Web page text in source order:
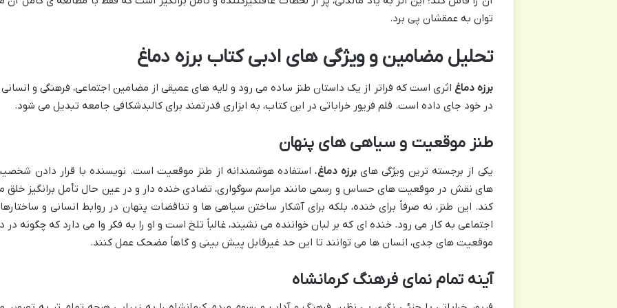
توان به عمقشان پی برد.
تحلیل مضامین و ویژگی های ادبی کتاب برزه دماغ
برزه دماغ اثری است که فراتر از یک داستان طنز ساده می رود و لایه های عمیقی از مضامین اجتماعی، فرهنگی و انسانی
در خود جای داده است. قلم فریور خراباتی در این کتاب، به ابزاری قدرتمند برای کالبدشکافی جامعه تبدیل می شود.
طنز موقعیت و سیاهی های پنهان
یکی از برجسته ترین ویژگی هایبرزه دماغ، استفاده هوشمندانه از طنز موقعیت است. نویسنده با قرار دادن
های نقش در موقعیت های حساس و رسمی مانند مراسم سوگواری، تضادی خنده دار و در عین حال تأمل برانگیز خلق
کند. این طنز، نه صرفاً برای خنده، بلکه برای آشکار ساختن سیاهی ها و تناقضات پنهان در روابط انسانی و
اجتماعی به کار می رود. خنده ای که بر لبان خواننده می نشیند، غالباً تلخ است و او را به فکر وا می دارد که چگونه در
موقعیت های جدی، انسان ها می توانند تا این حد غیرقابل پیش بینی و گاهاً مضحک عمل کنند.
آینه تمام نمای فرهنگ کرمانشاه